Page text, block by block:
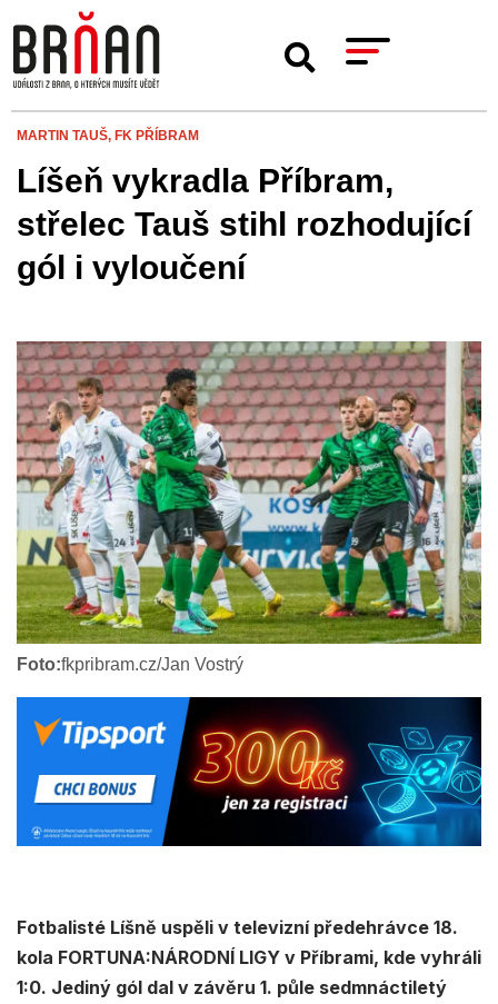
MARTIN TAUŠ, FK PŘÍBRAM
Líšeň vykradla Příbram,
střelec Tauš stihl rozhodující
gól i vyloučení
Foto:fkpribram.cz/Jan Vostrý
Fotbalisté Líšně uspěli v televizní předehrávce 18.
kola FORTUNA:NÁRODNÍ LIGY v Příbrami, kde vyhráli
1:0. Jediný gól dal v závěru 1. půle sedmnáctiletý